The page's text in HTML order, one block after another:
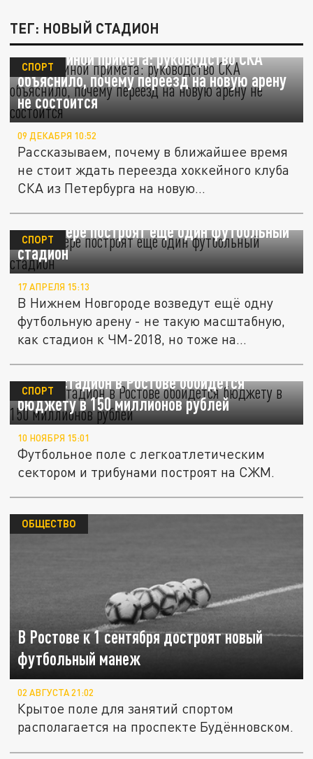
ТЕГ: НОВЫЙ СТАДИОН
Всему виной примета: руководство СКА
объяснило, почему переезд на новую арену
не состоится
СПОРТ
09 ДЕКАБРЯ 10:52
Рассказываем, почему в ближайшее время
не стоит ждать переезда хоккейного клуба
СКА из Петербурга на новую...
На Мещере построят ещё один футбольный
стадион
СПОРТ
17 АПРЕЛЯ 15:13
В Нижнем Новгороде возведут ещё одну
футбольную арену - не такую масштабную,
как стадион к ЧМ-2018, но тоже на...
Новый стадион в Ростове обойдётся
бюджету в 150 миллионов рублей
СПОРТ
10 НОЯБРЯ 15:01
Футбольное поле с легкоатлетическим
сектором и трибунами построят на СЖМ.
В Ростове к 1 сентября достроят новый
футбольный манеж
ОБЩЕСТВО
02 АВГУСТА 21:02
Крытое поле для занятий спортом
располагается на проспекте Будённовском.